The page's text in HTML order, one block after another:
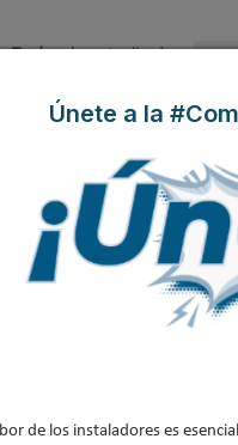
Tradesaha actualizado
con
y servicio que la
más información de
cualquier
suelo
por todas sus
servicio. Así, cabe
de producto
y otras informaciones.
de Asistencia
Únete a la
de los instaladores es